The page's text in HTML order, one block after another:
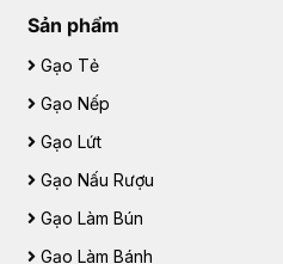
Sản phẩm
Gạo Tẻ
Gạo Nếp
Gạo Lứt
Gạo Nấu Rượu
Gạo Làm Bún
Gạo Làm Bánh